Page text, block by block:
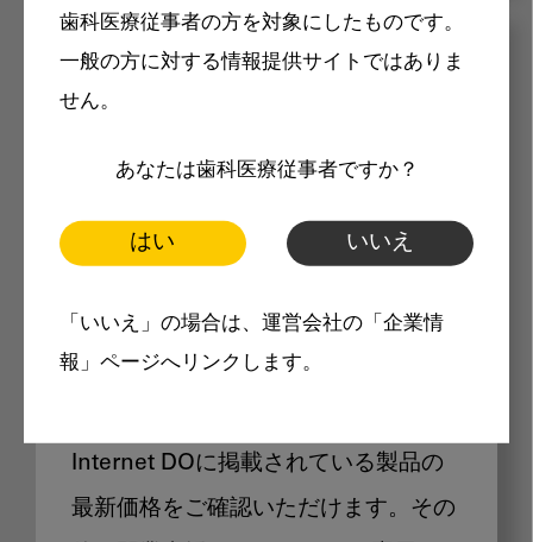
歯科医療従事者の方を対象にしたものです。
一般の方に対する情報提供サイトではありま
せん。
あなたは歯科医療従事者ですか？
はい いいえ
「いいえ」の場合は、運営会社の「企業情
報」ページへリンクします。
メリット
製品価格も閲覧可能
Internet DOに掲載されている製品の
最新価格をご確認いただけます。その